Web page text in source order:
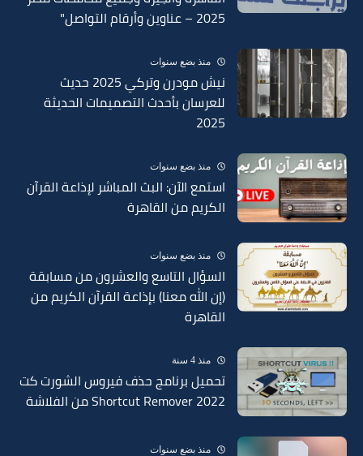
2025 – عناوين وأرقام التواصل"
منذ بضع سنوات
نيش مودرن وتركي 2025 حديث
للعرسان بأحدث التصميمات الحديثة
2025
منذ بضع سنوات
استمع الآن: البث المباشر لإذاعة القرآن
الكريم من القاهرة
منذ بضع سنوات
السؤال التاسع والعشرون من مسابقة
(إن الله معنا) بإذاعة القرآن الكريم من
القاهرة
منذ 4 سنة
تحميل برنامج حذف فيروس الشورت كت
Shortcut Remover 2022 من الفلاشة
منذ بضع سنوات